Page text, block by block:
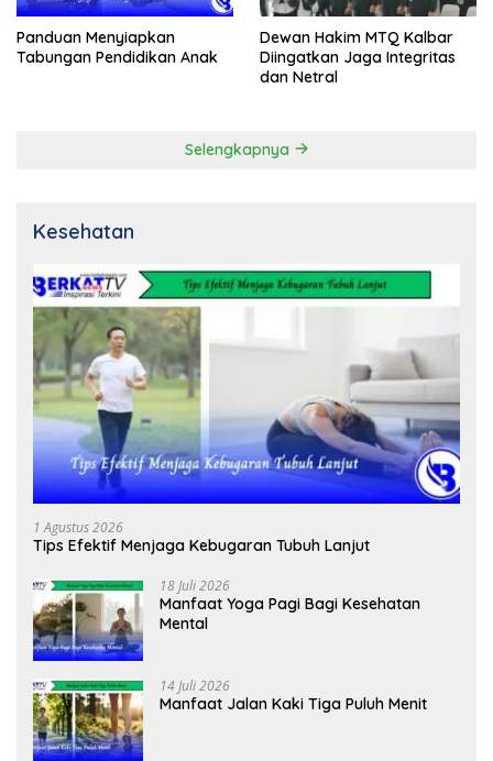
Panduan Menyiapkan
Tabungan Pendidikan Anak
Dewan Hakim MTQ Kalbar
Diingatkan Jaga Integritas
dan Netral
Selengkapnya
Kesehatan
1 Agustus 2026
Tips Efektif Menjaga Kebugaran Tubuh Lanjut
18 Juli 2026
Manfaat Yoga Pagi Bagi Kesehatan
Mental
14 Juli 2026
Manfaat Jalan Kaki Tiga Puluh Menit